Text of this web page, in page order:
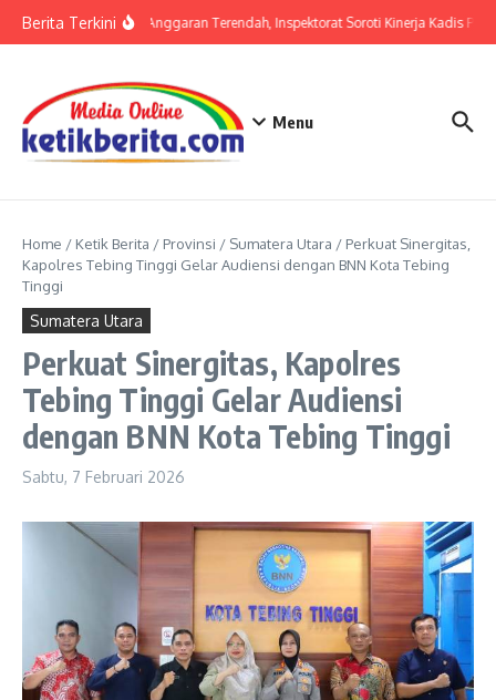
Berita TerkiniSerapan Anggaran Terendah, Inspektorat Soroti Kinerja Kadis
Menu
Home / Ketik Berita / Provinsi / Sumatera Utara / Perkuat Sinergitas,
Kapolres Tebing Tinggi Gelar Audiensi dengan BNN Kota Tebing
Tinggi
Sumatera Utara
Perkuat Sinergitas, Kapolres
Tebing Tinggi Gelar Audiensi
dengan BNN Kota Tebing Tinggi
Sabtu, 7 Februari 2026